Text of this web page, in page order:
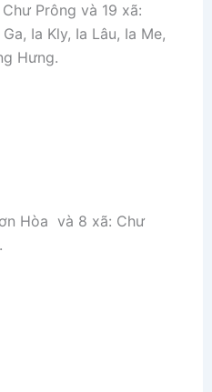
Prông và 19 xã:
Ia Kly, Ia Lâu, Ia Me,
Hưng.
Hòa và 8 xã: Chư